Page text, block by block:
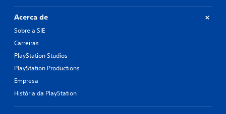
Acerca de
Sobre a SIE
Carreiras
PlayStation Studios
PlayStation Productions
Empresa
História da PlayStation